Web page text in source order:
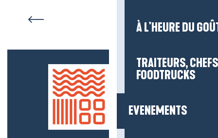
À L'HEURE DU
TRAITEURS,
FOODTRUCKS
EVENEMENTS